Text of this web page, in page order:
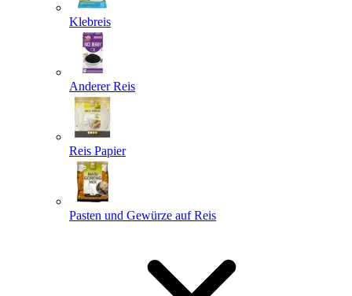
Klebreis
Anderer Reis
Reis Papier
Pasten und Gewürze auf Reis